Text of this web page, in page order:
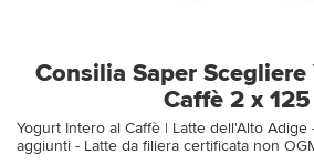
Consilia Saper
Caffè 2 x
Yogurt Intero al Caffè | Latte dell'Alto
aggiunti - Latte da filiera certificata non